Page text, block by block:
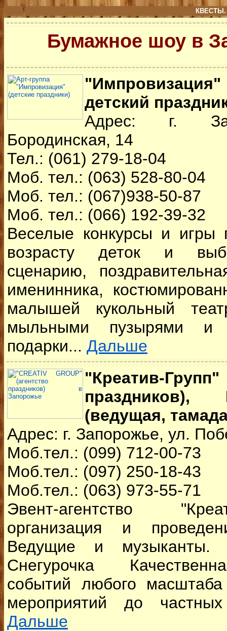
Бумажное шоу в
детский
Адрес: г.
Бородинская, 14
Тел.: (061) 279-18-04
Моб. тел.: (063) 528-80-04
Моб. тел.: (067)938-50-87
Моб. тел.: (066) 192-39-32
Веселые конкурсы и игры
возрасту деток и
сценарию,
именинника,
малышей кукольный
мыльными пузырями и
подарки... Дальше
"Креатив-
(ведущая,
Адрес: г. Запорожье, ул.
Моб.тел.: (099) 712-00-73
Моб.тел.: (097) 250-18-43
Моб.тел.: (063) 973-55-71
Эвент-агентство
организация и
Ведущие и
Снегурочка
событий любого
мероприятий до
Дальше